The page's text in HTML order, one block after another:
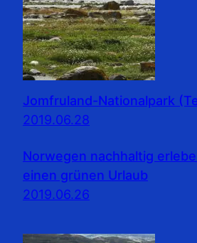
Jomfruland-Nationalpark
2019.06.28
Norwegen nachhaltig
einen grünen Urlaub
2019.06.26